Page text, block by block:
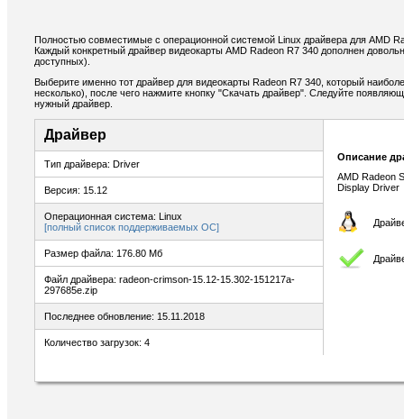
Полностью совместимые с операционной системой Linux драйвера для AMD
Каждый конкретный драйвер видеокарты AMD Radeon R7 340 дополнен
доступных).
Выберите именно тот драйвер для видеокарты Radeon R7 340, который
несколько), после чего нажмите кнопку "Скачать драйвер". Следуйте
нужный драйвер.
Драйвер
Тип драйвера: Driver
Версия: 15.12
Операционная система: Linux
[полный список поддерживаемых ОС]
Размер файла: 176.80 Мб
Файл драйвера: radeon-crimson-15.12-15.302-151217a-
297685e.zip
Последнее обновление: 15.11.2018
Количество загрузок: 4
Описание
AMD Radeon
Display Driver